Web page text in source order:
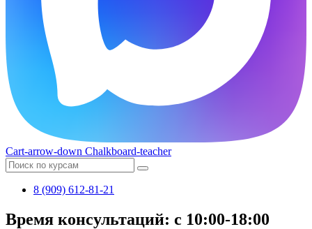
Cart-arrow-down Chalkboard-teacher
8 (909) 612-81-21
Время консультаций: с 10:00-18:00